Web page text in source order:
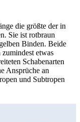
die größte der in
Sie ist rotbraun
Binden. Beide
etwas
Schabenarten
Ansprüche an
und Subtropen